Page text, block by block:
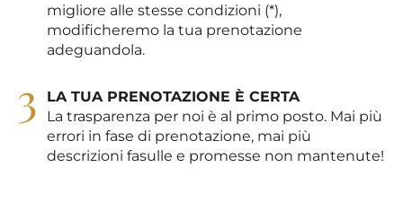
migliore alle stesse condizioni (*),
modificheremo la tua prenotazione
adeguandola.
3
LA TUA PRENOTAZIONE È CERTA
La trasparenza per noi è al primo posto. Mai più
errori in fase di prenotazione, mai più
descrizioni fasulle e promesse non mantenute!